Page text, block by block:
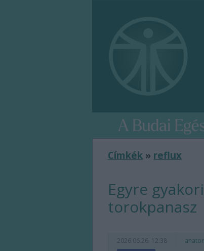
Címkék » reflux
Egyre
torokpanasz
2026.06.26. 12:38